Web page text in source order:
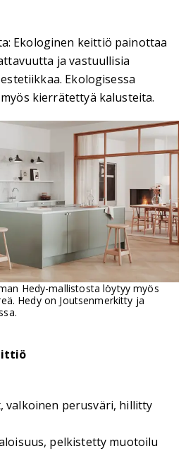
Ekologinen keittiö painottaa
ja vastuullisia
Ekologisessa
kierrätettyä kalusteita.
Hedy-mallistosta löytyy myös
Hedy on Joutsenmerkitty ja
valkoinen perusväri, hillitty
pelkistetty muotoilu